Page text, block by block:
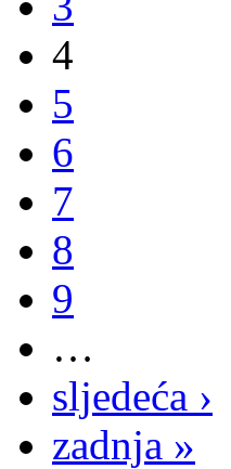
4
5
6
7
8
9
…
sljedeća ›
zadnja »